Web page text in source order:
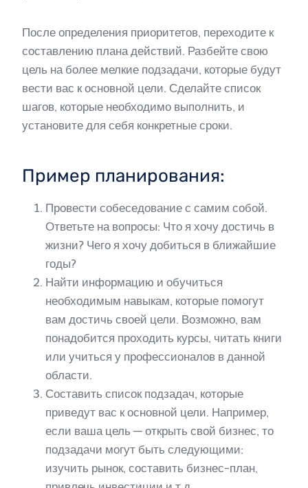
После определения приоритетов, переходите к
составлению плана действий. Разбейте свою
цель на более мелкие подзадачи, которые будут
вести вас к основной цели. Сделайте список
шагов, которые необходимо выполнить, и
установите для себя конкретные сроки.
Пример планирования:
Провести собеседование с самим собой.
Ответьте на вопросы: Что я хочу достичь в
жизни? Чего я хочу добиться в ближайшие
годы?
Найти информацию и обучиться
необходимым навыкам, которые помогут
вам достичь своей цели. Возможно, вам
понадобится проходить курсы, читать книги
или учиться у профессионалов в данной
области.
Составить список подзадач, которые
приведут вас к основной цели. Например,
если ваша цель — открыть свой бизнес, то
подзадачи могут быть следующими:
изучить рынок, составить бизнес-план,